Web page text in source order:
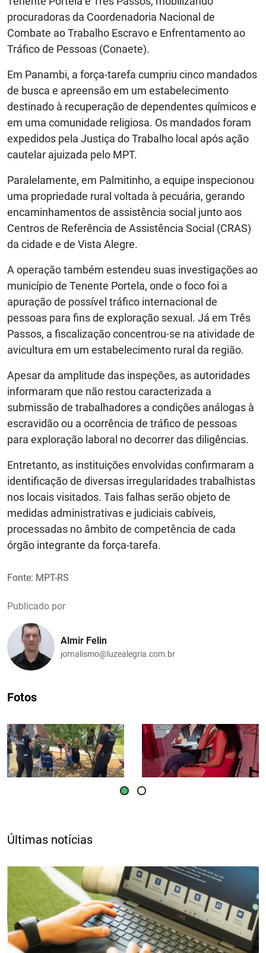
procuradoras da Coordenadoria Nacional de
Combate ao Trabalho Escravo e Enfrentamento ao
Tráfico de Pessoas (Conaete).
Em Panambi, a força-tarefa cumpriu cinco mandados
de busca e apreensão em um estabelecimento
destinado à recuperação de dependentes químicos e
em uma comunidade religiosa. Os mandados foram
expedidos pela Justiça do Trabalho local após ação
cautelar ajuizada pelo MPT.
Paralelamente, em Palmitinho, a equipe inspecionou
uma propriedade rural voltada à pecuária, gerando
encaminhamentos de assistência social junto aos
Centros de Referência de Assistência Social (CRAS)
da cidade e de Vista Alegre.
A operação também estendeu suas investigações ao
município de Tenente Portela, onde o foco foi a
apuração de possível tráfico internacional de
pessoas para fins de exploração sexual. Já em Três
Passos, a fiscalização concentrou-se na atividade de
avicultura em um estabelecimento rural da região.
Apesar da amplitude das inspeções, as autoridades
informaram que não restou caracterizada a
submissão de trabalhadores a condições análogas à
escravidão ou a ocorrência de tráfico de pessoas
para exploração laboral no decorrer das diligências.
Entretanto, as instituições envolvidas confirmaram a
identificação de diversas irregularidades trabalhistas
nos locais visitados. Tais falhas serão objeto de
medidas administrativas e judiciais cabíveis,
processadas no âmbito de competência de cada
órgão integrante da força-tarefa.
Fonte: MPT-RS
Publicado por
Almir Felin
jornalismo@luzealegria.com.br
Fotos
Últimas notícias